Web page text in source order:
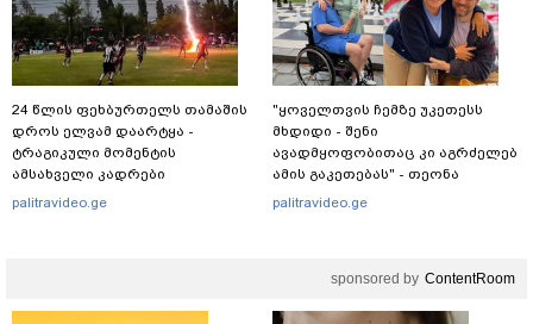
24 წლის ფეხბურთელს თამაშის
დროს ელვამ დაარტყა -
ტრაგიკული მომენტის
ამსახველი კადრები
ტაილანდიდან მედიაში
palitravideo.ge
"ყოველთვის ჩემზე უკეთესს
მხდიდი - შენი
ავადმყოფობითაც კი აგრძელებ
ამის გაკეთებას" - თეონა
კონტრიძე მეუღლეს ემოციურ
palitravideo.ge
sponsored by ContentRoom